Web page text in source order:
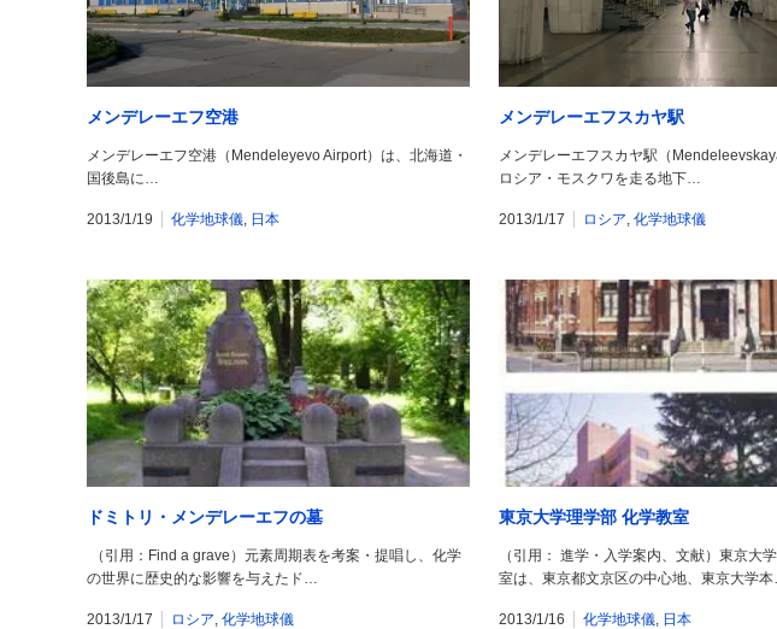
メンデレーエフ空港
メンデレーエフ空港（Mendeleyevo Airport）は、北海道・
国後島に…
2013/1/19 化学地球儀, 日本
メンデレーエフスカヤ駅
メンデレーエフスカヤ駅（
ロシア・モスクワを走る地下…
2013/1/17 ロシア, 化学地球儀
ドミトリ・メンデレーエフの墓
（引用：Find a grave）元素周期表を考案・提唱し、化学
の世界に歴史的な影響を与えたド…
2013/1/17 ロシア, 化学地球儀
東京大学理学部 化学教室
（引用： 進学・入学案内、文献）東京大
室は、東京都文京区の中心地、東京大学
2013/1/16 化学地球儀, 日本